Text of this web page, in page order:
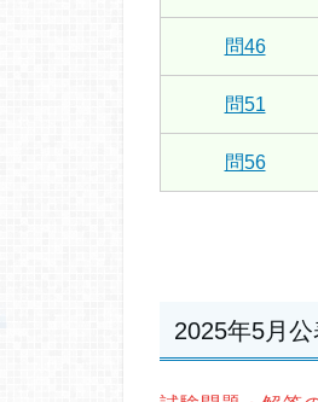
問46
問51
問56
2025年5月